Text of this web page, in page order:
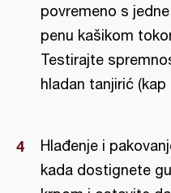
povremeno s
penu kašikom
Testirajte
hladan tanjirić
Hlađenje i
kada dostignete